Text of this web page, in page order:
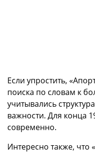
Если упростить,
поиска по словам к
учитывались
важности. Для конца
современно.
Интересно также, что